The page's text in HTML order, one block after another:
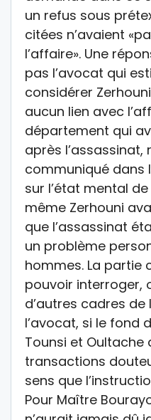
un refus sous
citées n’avaient
l’affaire». Une
pas l’avocat qui
considérer
aucun lien avec
département qui
après l’assassinat,
communiqué dans
sur l’état mental
même Zerhouni
que l’assassinat
un problème
hommes. La partie
pouvoir interroger,
d’autres cadres de
l’avocat, si le fond
Tounsi et Oultache
transactions
sens que
Pour Maître